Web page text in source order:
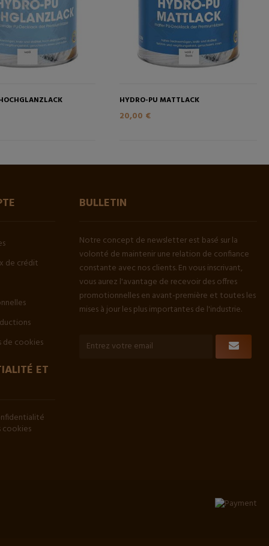
HYDRO-PU MATTLACK
20,00 €
de crédit
de cookies
ET
cookies
BULLETIN
Notre concept de newsletter est basé sur la
volonté de maintenir une relation de confiance
constante avec nos clients. En vous inscrivant,
vous aurez l'avantage de recevoir des offres
promotionnelles en avant-première et toutes les
mises à jour les plus importantes de l'industrie.